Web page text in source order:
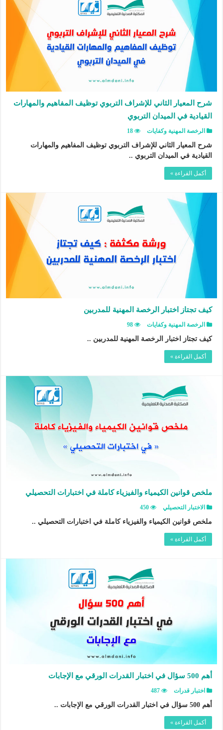
شرح المعيار الثاني للإشراف التربوي توظيف المفاهيم والمهارات
القيادية في الميدان التربوي
الرخصة المهنية وكفايات 18
شرح المعيار الثاني للإشراف التربوي توظيف المفاهيم والمهارات
القيادية في الميدان التربوي ..
أكمل القراءة »
كيف تجتاز اختبار الرخصة المهنية للمدربين
الرخصة المهنية وكفايات 98
كيف تجتاز اختبار الرخصة المهنية للمدربين ..
أكمل القراءة »
ملخص قوانين الكيمياء والفيزياء كاملة في اختبارات التحصيلي
الاختبار التحصيلي 450
ملخص قوانين الكيمياء والفيزياء كاملة في اختبارات التحصيلي ..
أكمل القراءة »
أهم 500 سؤال في اختبار القدرات الورقي مع الإجابات
اختبار قدرات 487
أهم 500 سؤال في اختبار القدرات الورقي مع الإجابات ..
أكمل القراءة »